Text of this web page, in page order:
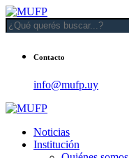
Contacto
info@mufp.uy
Noticias
Institución